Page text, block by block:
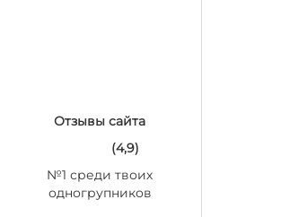
Отзывы сайта
(4,9)
№1 среди твоих
одногрупников